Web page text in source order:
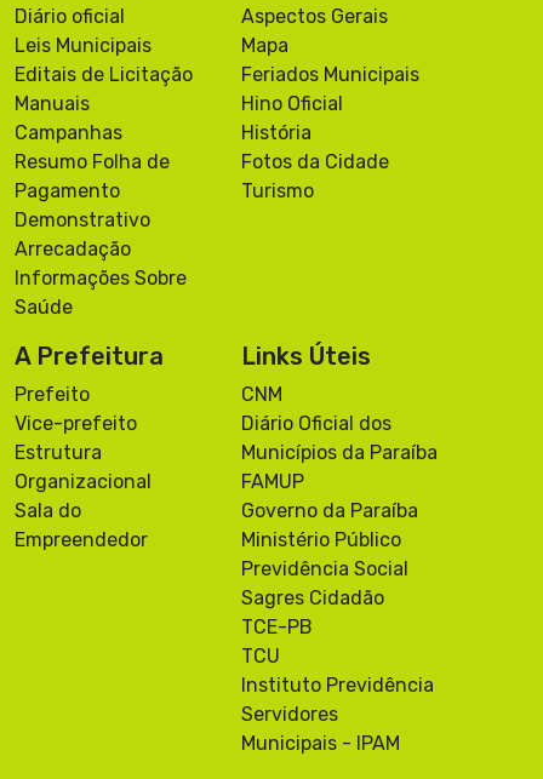
Diário oficial
Leis Municipais
Editais de Licitação
Manuais
Campanhas
Resumo Folha de
Pagamento
Demonstrativo
Arrecadação
Informações Sobre
Saúde
Aspectos Gerais
Mapa
Feriados Municipais
Hino Oficial
História
Fotos da Cidade
Turismo
A Prefeitura
Prefeito
Vice-prefeito
Estrutura
Organizacional
Sala do
Empreendedor
Links Úteis
CNM
Diário Oficial dos
Municípios da Paraíba
FAMUP
Governo da Paraíba
Ministério Público
Previdência Social
Sagres Cidadão
TCE-PB
TCU
Instituto Previdência
Servidores
Municipais - IPAM